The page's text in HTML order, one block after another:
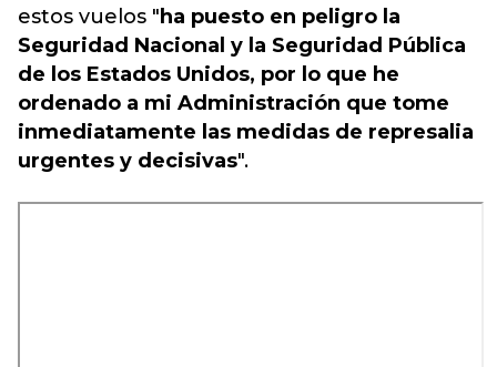
estos vuelos "ha puesto en peligro la
Seguridad Nacional y la Seguridad Pública
de los Estados Unidos, por lo que he
ordenado a mi Administración que tome
inmediatamente las medidas de represalia
urgentes y decisivas".